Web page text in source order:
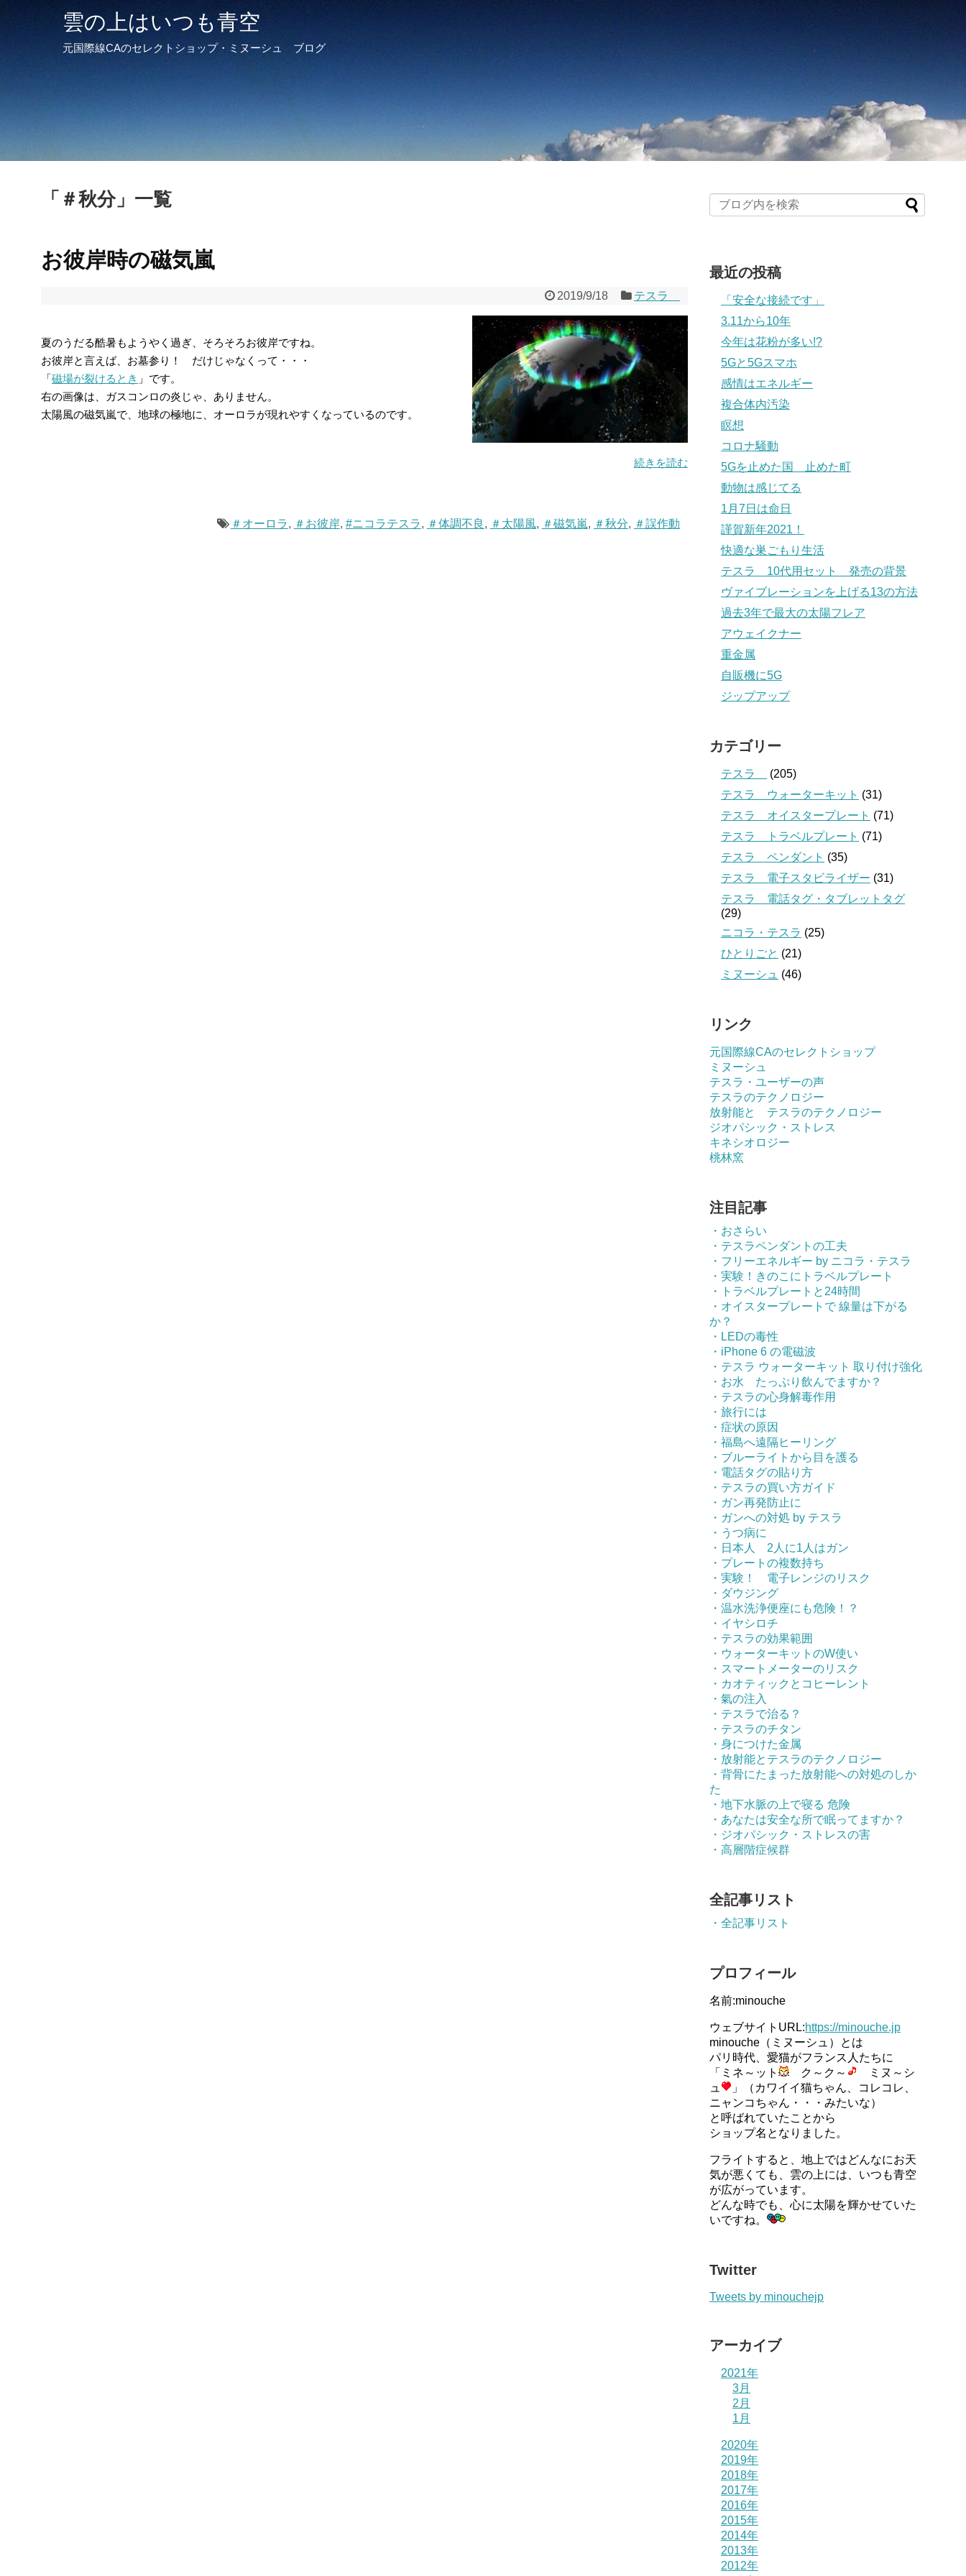
雲の上はいつも青空
元国際線CAのセレクトショップ・ミヌーシュ ブログ
「 ＃秋分」 一覧
お彼岸時の磁気嵐
2019/9/18 テスラ
夏のうだる酷暑もようやく過ぎ、そろそろお彼岸ですね。
お彼岸と言えば、お墓参り！ だけじゃなくって・・・
「磁場が裂けるとき 」です。
右の画像は、ガスコンロの炎じゃ、ありません。
太陽風の磁気嵐で、地球の極地に、オーロラが現れやすくなっているのです。
続きを読む
＃オーロラ, ＃お彼岸, #ニコラテスラ, ＃体調不良 , ＃太陽風, ＃磁気嵐, ＃秋分, ＃誤作動
最近の投稿
「安全な接続です」
3.11から10年
今年は花粉が多い!?
5Gと5Gスマホ
感情はエネルギー
複合体内汚染
瞑想
コロナ騒動
5Gを止めた国 止めた町
動物は感じてる
1月7日は命日
謹賀新年2021！
快適な巣ごもり生活
テスラ 10代用セット 発売の背景
ヴァイブレーションを上げる13の方法
過去3年で最大の太陽フレア
アウェイクナー
重金属
自販機に5G
ジップアップ
カテゴリー
テスラ
(205)
テスラ ウォーターキット (31)
テスラ オイスタープレート (71)
テスラ トラベルプレート (71)
テスラ ペンダント (35)
テスラ 電子スタビライザー (31)
テスラ 電話タグ・タブレットタグ
(29)
ニコラ・テスラ (25)
ひとりごと (21)
ミヌーシュ (46)
リンク
元国際線CAのセレクトショップ
ミヌーシュ
テスラ・ユーザーの声
テスラのテクノロジー
放射能と テスラのテクノロジー
ジオパシック・ストレス
キネシオロジー
桃林窯
注目記事
・おさらい
・テスラペンダントの工夫
・フリーエネルギー by ニコラ・テスラ
・実験！きのこにトラベルプレート
・トラベルプレートと24時間
・オイスタープレートで 線量は下がる
か？
・LEDの毒性
・iPhone 6 の電磁波
・テスラ ウォーターキット 取り付け強化
・お水 たっぷり飲んでますか？
・テスラの心身解毒作用
・旅行には
・症状の原因
・福島へ遠隔ヒーリング
・ブルーライトから目を護る
・電話タグの貼り方
・テスラの買い方ガイド
・ガン再発防止に
・ガンへの対処 by テスラ
・うつ病に
・日本人 2人に1人はガン
・プレートの複数持ち
・実験！ 電子レンジのリスク
・ダウジング
・温水洗浄便座にも危険！？
・イヤシロチ
・テスラの効果範囲
・ウォーターキットのW使い
・スマートメーターのリスク
・カオティックとコヒーレント
・氣の注入
・テスラで治る？
・テスラのチタン
・身につけた金属
・放射能とテスラのテクノロジー
・背骨にたまった放射能への対処のしか
た
・地下水脈の上で寝る 危険
・あなたは安全な所で眠ってますか？
・ジオパシック・ストレスの害
・高層階症候群
全記事リスト
・全記事リスト
プロフィール
名前:minouche
ウェブサイトURL:https://minouche.jp
minouche（ミヌーシュ）とは
パリ時代、愛猫がフランス人たちに
「ミネ～ット
ク～ク～
ミヌ～シ
ュ
」（カワイイ猫ちゃん、コレコレ、
ニャンコちゃん・・・みたいな）
と呼ばれていたことから
ショップ名となりました。
フライトすると、地上ではどんなにお天
気が悪くても、雲の上には、いつも青空
が広がっています。
どんな時でも、心に太陽を輝かせていた
いですね。
Twitter
Tweets by minouchejp
アーカイブ
2021年
3月
2月
1月
2020年
2019年
2018年
2017年
2016年
2015年
2014年
2013年
2012年